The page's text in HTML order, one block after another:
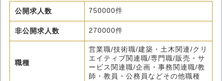
公開求人数 750000件
非公開求人数 270000件
職種
営業職/技術職/建築・土木関連/クリ
エイティブ関連職/専門職/販売・サ
ービス関連職/企画・事務関連職/教
師・教員・公務員などその他職種